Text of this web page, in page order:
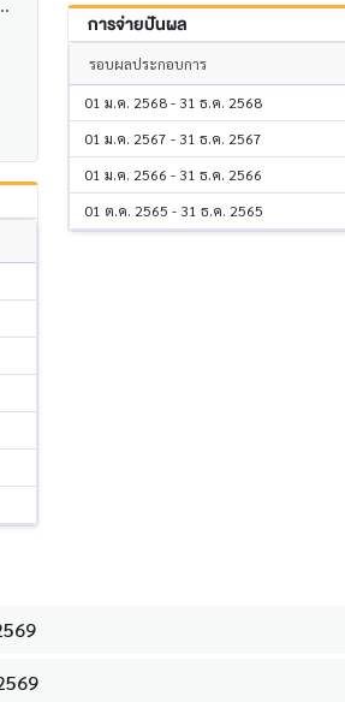
การจ่ายปันผล
รอบผลประกอบการ
01 ม.ค. 2568 - 31 ธ.ค. 2568
01 ม.ค. 2567 - 31 ธ.ค. 2567
01 ม.ค. 2566 - 31 ธ.ค. 2566
01 ต.ค. 2565 - 31 ธ.ค. 2565